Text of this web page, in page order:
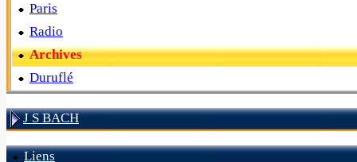
Paris
Radio
Archives
Duruflé
J S BACH
Liens